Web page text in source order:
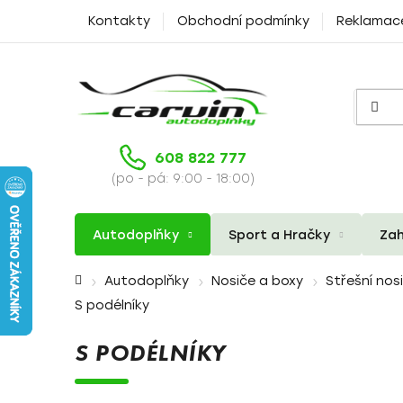
Kontakty Obchodní podmínky
608 822 777
(po - pá: 9:00 - 18:00)
Autodoplňky Sport a Hračky
Domů Autodoplňky Nosiče a boxy Střešní
S podélníky
S PODÉLNÍKY